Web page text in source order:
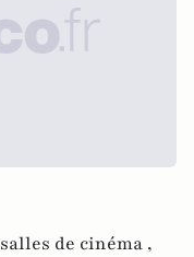
salles de cinéma ,